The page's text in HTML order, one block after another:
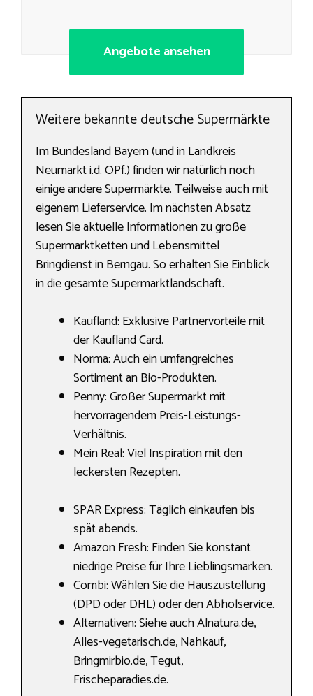
Angebote ansehen
Weitere bekannte deutsche Supermärkte
Im Bundesland Bayern (und in Landkreis
Neumarkt i.d. OPf.) finden wir natürlich noch
einige andere Supermärkte. Teilweise auch mit
eigenem Lieferservice. Im nächsten Absatz
lesen Sie aktuelle Informationen zu große
Supermarktketten und Lebensmittel
Bringdienst in Berngau. So erhalten Sie Einblick
in die gesamte Supermarktlandschaft.
Kaufland: Exklusive Partnervorteile mit
der Kaufland Card.
Norma: Auch ein umfangreiches
Sortiment an Bio-Produkten.
Penny: Großer Supermarkt mit
hervorragendem Preis-Leistungs-
Verhältnis.
Mein Real: Viel Inspiration mit den
leckersten Rezepten.
SPAR Express: Täglich einkaufen bis
spät abends.
Amazon Fresh: Finden Sie konstant
niedrige Preise für Ihre Lieblingsmarken.
Combi: Wählen Sie die Hauszustellung
(DPD oder DHL) oder den Abholservice.
Alternativen: Siehe auch Alnatura.de,
Alles-vegetarisch.de, Nahkauf,
Bringmirbio.de, Tegut,
Frischeparadies.de.